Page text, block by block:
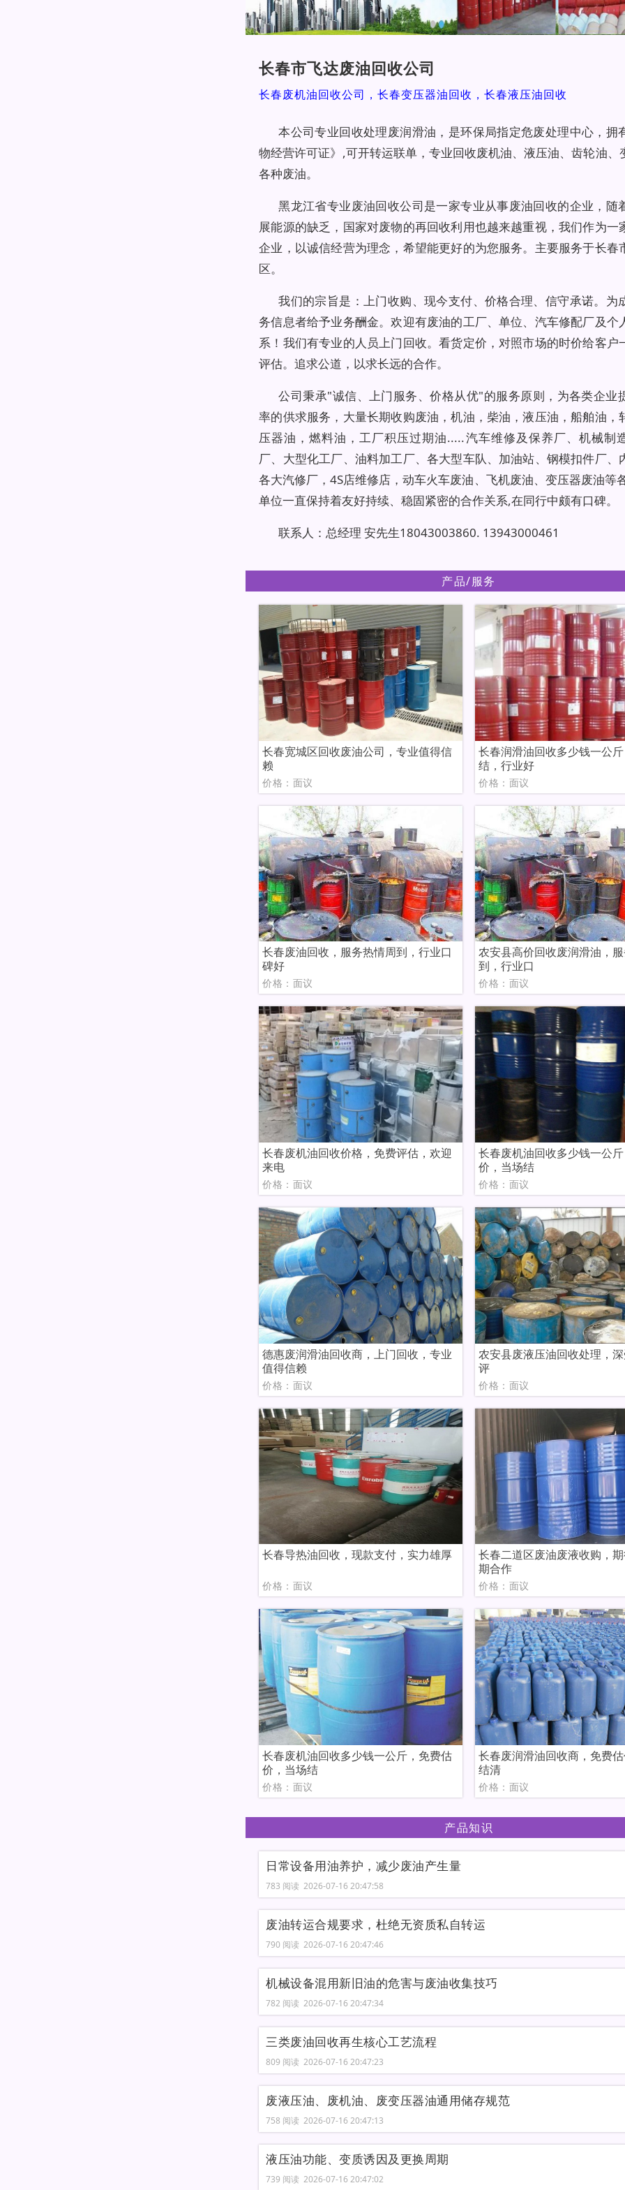
长春市飞达废油回收公司
长春废机油回收公司，长春变压器油回收，长春液压油回收
本公司专业回收处理废润滑油，是环保局指定危废处理中心，拥
物经营许可证》,可开转运联单，专业回收废机油、液压油、齿轮油、
各种废油。
黑龙江省专业废油回收公司是一家专业从事废油回收的企业，随
展能源的缺乏，国家对废物的再回收利用也越来越重视，我们作为一
企业，以诚信经营为理念，希望能更好的为您服务。主要服务于长春
区。
我们的宗旨是：上门收购、现今支付、价格合理、信守承诺。为
务信息者给予业务酬金。欢迎有废油的工厂、单位、汽车修配厂及个
系！我们有专业的人员上门回收。看货定价，对照市场的时价给客户
评估。追求公道，以求长远的合作。
公司秉承"诚信、上门服务、价格从优"的服务原则，为各类企业
率的供求服务，大量长期收购废油，机油，柴油，液压油，船舶油，
压器油，燃料油，工厂积压过期油.....汽车维修及保养厂、机械制
厂、大型化工厂、油料加工厂、各大型车队、加油站、钢模扣件厂、
各大汽修厂，4S店维修店，动车火车废油、飞机废油、变压器废油等
单位一直保持着友好持续、稳固紧密的合作关系,在同行中颇有口碑。
联系人：总经理 安先生18043003860. 13943000461
产品/服务
长春宽城区回收废油公司，专业值得信
赖
价格：面议
长春润滑油回收多少钱一公
结，行业好
价格：面议
长春废油回收，服务热情周到，行业口
碑好
价格：面议
农安县高价回收废润滑油，
到，行业口
价格：面议
长春废机油回收价格，免费评估，欢迎
来电
价格：面议
长春废机油回收多少钱一公
价，当场结
价格：面议
德惠废润滑油回收商，上门回收，专业
值得信赖
价格：面议
农安县废液压油回收处理，
评
价格：面议
长春导热油回收，现款支付，实力雄厚
价格：面议
长春二道区废油废液收购，
期合作
价格：面议
长春废机油回收多少钱一公斤，免费估
价，当场结
价格：面议
长春废润滑油回收商，免费
结清
价格：面议
产品知识
日常设备用油养护，减少废油产生量
783 阅读 2026-07-16 20:47:58
废油转运合规要求，杜绝无资质私自转运
790 阅读 2026-07-16 20:47:46
机械设备混用新旧油的危害与废油收集技巧
782 阅读 2026-07-16 20:47:34
三类废油回收再生核心工艺流程
809 阅读 2026-07-16 20:47:23
废液压油、废机油、废变压器油通用储存规范
758 阅读 2026-07-16 20:47:13
液压油功能、变质诱因及更换周期
739 阅读 2026-07-16 20:47:02